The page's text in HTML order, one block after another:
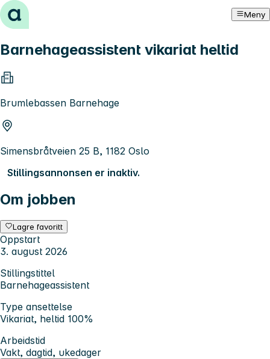
Hopp til innhold Meny
Barnehageassistent vikariat heltid
Brumlebassen Barnehage
Simensbråtveien 25 B, 1182 Oslo
Stillingsannonsen er inaktiv.
Om jobben
Lagre favoritt
Oppstart
3. august 2026
Stillingstittel
Barnehageassistent
Type ansettelse
Vikariat, heltid 100%
Arbeidstid
Vakt, dagtid, ukedager